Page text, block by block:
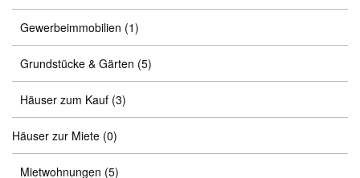
Gewerbeimmobilien (1)
Grundstücke & Gärten (5)
Häuser zum Kauf (3)
Häuser zur Miete (0)
Mietwohnungen (5)